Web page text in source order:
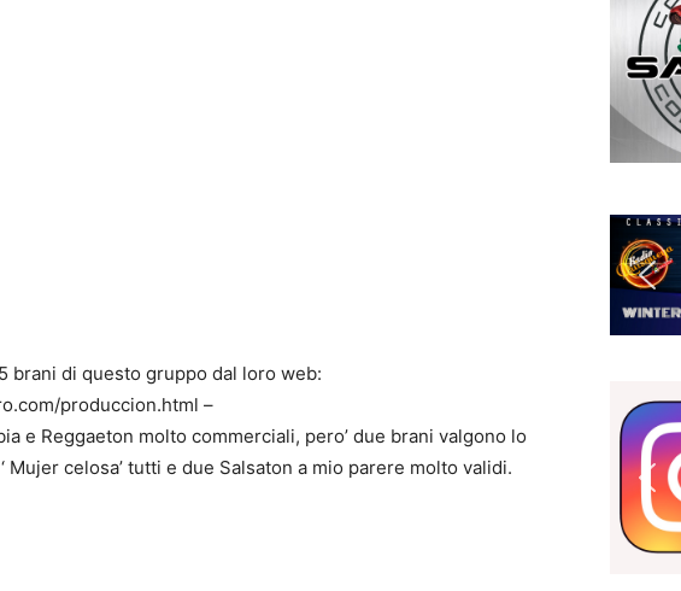
brani di questo gruppo dal loro web:
produccion.html –
e Reggaeton molto commerciali, pero’ due brani valgono lo
‘ Mujer celosa’ tutti e due Salsaton a mio parere molto validi.